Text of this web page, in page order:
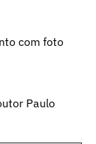
com foto
Paulo